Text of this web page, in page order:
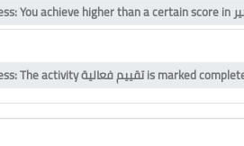
You achieve higher than a certain score in
certificate
The activityتقييم فعاليةis marked